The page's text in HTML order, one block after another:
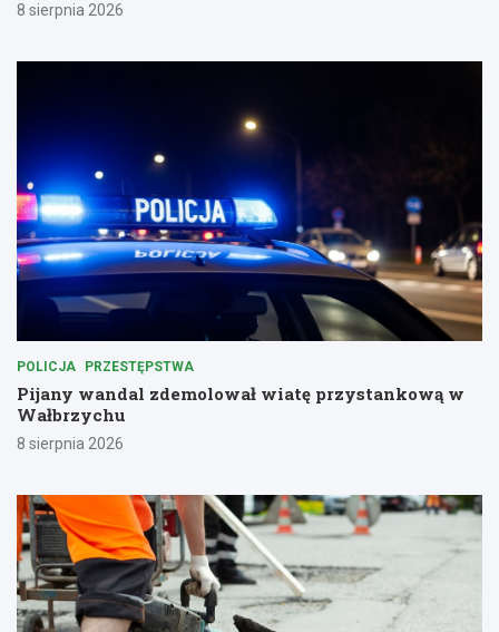
8 sierpnia 2026
POLICJA PRZESTĘPSTWA
Pijany wandal zdemolował wiatę przystankową w
Wałbrzychu
8 sierpnia 2026